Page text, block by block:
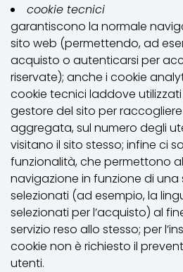
cookie tecnici
garantiscono la normale
sito web (permettendo, ad
acquisto o autenticarsi per
riservate); anche i cookie
cookie tecnici laddove
gestore del sito per
aggregata, sul numero degli
visitano il sito stesso; infine ci
funzionalità, che permettono
navigazione in funzione di una
selezionati (ad esempio, la
selezionati per l’acquisto) al
servizio reso allo stesso; per
cookie non è richiesto il
utenti.